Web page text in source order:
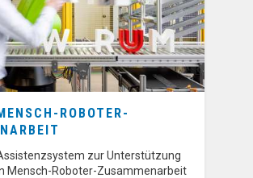
ROBOTER-
zur Unterstützung
Mensch-Roboter-Zusammenarbeit